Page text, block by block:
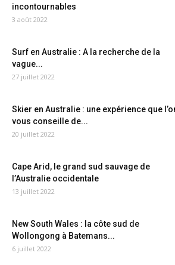
incontournables
3 août 2022
Surf en Australie : A la recherche de la
vague...
27 juillet 2022
Skier en Australie : une expérience que
vous conseille de...
20 juillet 2022
Cape Arid, le grand sud sauvage de
l’Australie occidentale
13 juillet 2022
New South Wales : la côte sud de
Wollongong à Batemans...
6 juillet 2022